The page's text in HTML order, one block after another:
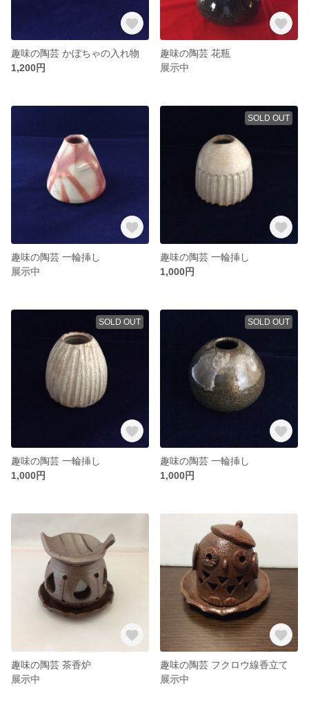
趣味の陶芸 かぼちゃの入れ物
1,200円
趣味の陶芸 花瓶
展示中
趣味の陶芸 一輪挿し
展示中
SOLD OUT
趣味の陶芸 一輪挿し
1,000円
SOLD OUT
趣味の陶芸 一輪挿し
1,000円
SOLD OUT
趣味の陶芸 一輪挿し
1,000円
趣味の陶芸 茶香炉
展示中
趣味の陶芸 フクロウ線香立て
展示中